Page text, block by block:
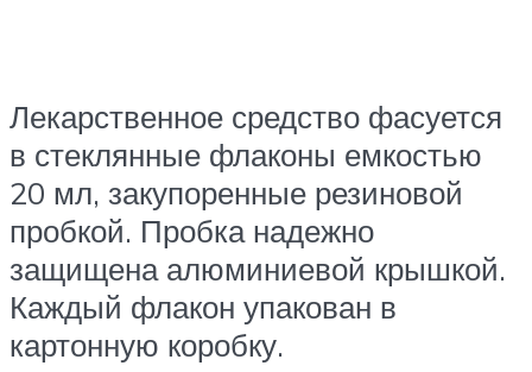
Лекарственное средство фасуется
в стеклянные флаконы емкостью
20 мл, закупоренные резиновой
пробкой. Пробка надежно
защищена алюминиевой крышкой.
Каждый флакон упакован в
картонную коробку.